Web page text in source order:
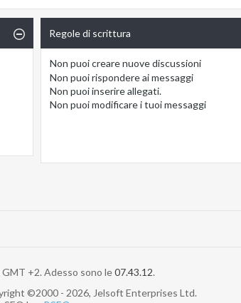
Regole di scrittura
Non puoicreare nuove discussioni
Non puoirispondere ai messaggi
Non puoiinserire allegati.
Non puoimodificare i tuoi messaggi
+2. Adesso sono le07.43.12.
©2000 - 2026, Jelsoft Enterprises Ltd.